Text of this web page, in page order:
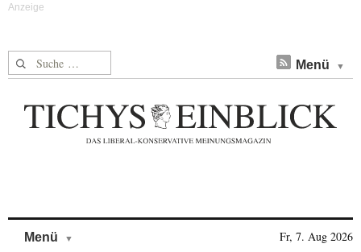
Suche nach: Menü
Menü Fr, 7. Aug 2026